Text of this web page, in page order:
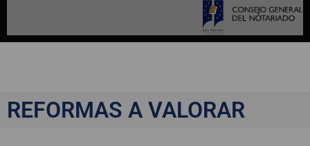
REFORMAS A VALORAR